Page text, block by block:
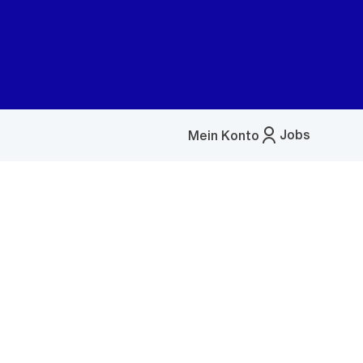
Jobs
Mein Konto
Menü